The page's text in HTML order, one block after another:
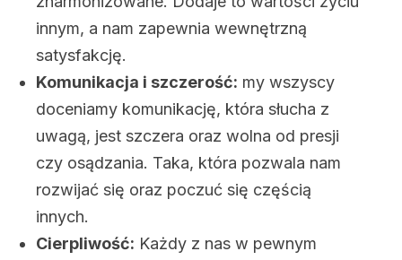
innym, a nam zapewnia wewnętrzną
satysfakcję.
Komunikacja i szczerość: my wszyscy
doceniamy komunikację, która słucha z
uwagą, jest szczera oraz wolna od presji
czy osądzania. Taka, która pozwala nam
rozwijać się oraz poczuć się częścią
innych.
Cierpliwość: Każdy z nas w pewnym